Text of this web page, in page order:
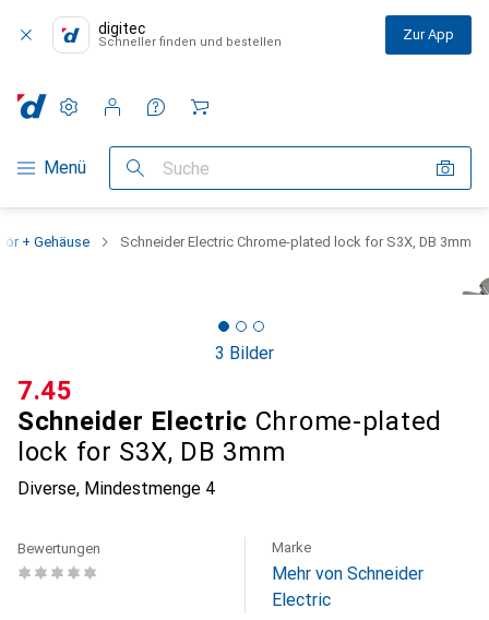
digitec
Schneller finden und bestellen Zur App
Navigation nach Kategorien
Menü Suche
Einstellungen
Kundenkonto
Vergleichslisten
Merklisten
Warenkorb
+ Gehäuse Schneider Electric Chrome-plated lock for S3X, DB 3mm
3 Bilder
Schneider Electric Chrome-plated
lock for S3X, DB 3mm
Diverse, Mindestmenge 4
CHF
7.45
Bewertungen Marke
Mehr von Schneider
Electric